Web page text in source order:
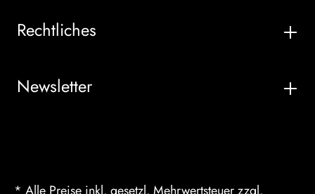
Rechtliches
Newsletter